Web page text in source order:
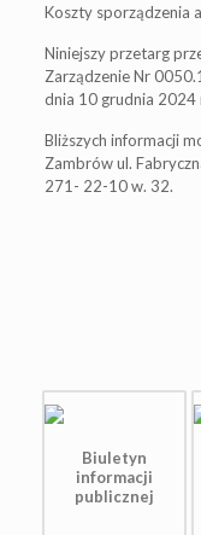
Koszty sporządzenia
Niniejszy przetarg
Zarządzenie Nr
dnia 10 grudnia 2024
Bliższych informacji
Zambrów ul.
271- 22-10 w. 32.
Biuletyn
informacji
publicznej